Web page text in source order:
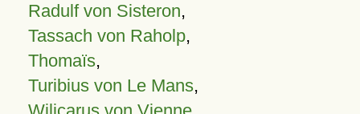
Radulf von Sisteron,
Tassach von Raholp,
Thomaïs,
Turibius von Le Mans,